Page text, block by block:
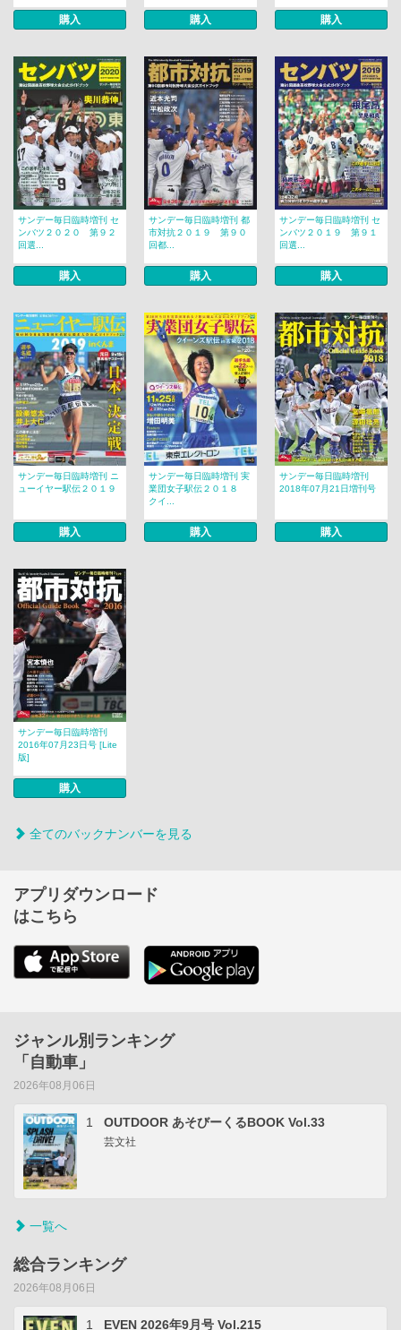
購入 購入 購入
サンデー毎日臨時増刊 セ
ンバツ２０２０ 第９２
回選...
購入
サンデー毎日臨時増刊 都
市対抗２０１９ 第９０
回都...
購入
サンデー毎日臨時増刊 セ
ンバツ２０１９ 第９１
回選...
購入
サンデー毎日臨時増刊 ニ
ューイヤー駅伝２０１９
購入
サンデー毎日臨時増刊 実
業団女子駅伝２０１８
クイ...
購入
サンデー毎日臨時増刊
2018年07月21日増刊号
購入
サンデー毎日臨時増刊
2016年07月23日号 [Lite
版]
購入
全てのバックナンバーを見る
アプリダウンロード
はこちら
ジャンル別ランキング
「自動車」
2026年08月06日
1 OUTDOOR あそびーくるBOOK Vol.33
芸文社
一覧へ
総合ランキング
2026年08月06日
1 EVEN 2026年9月号 Vol.215